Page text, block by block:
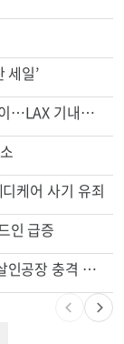
일’
항공기 식기 카트 열었더니 구더기·곰팡이…LAX 기내식 업체 논란
케어 사기 유죄
인 급증
“그랜저 탄 부부 팔다리 잘랐다”…핑크 살인공장 충격 실체